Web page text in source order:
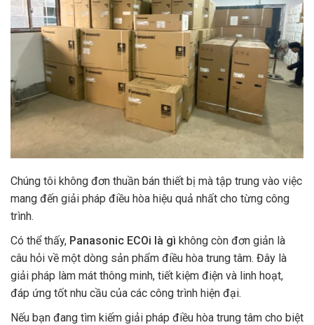
Chúng tôi không đơn thuần bán thiết bị mà tập trung vào việc
mang đến giải pháp điều hòa hiệu quả nhất cho từng công
trình.
Có thể thấy, Panasonic ECOi là gì không còn đơn giản là
câu hỏi về một dòng sản phẩm điều hòa trung tâm. Đây là
giải pháp làm mát thông minh, tiết kiệm điện và linh hoạt,
đáp ứng tốt nhu cầu của các công trình hiện đại.
Nếu bạn đang tìm kiếm giải pháp điều hòa trung tâm cho biệt